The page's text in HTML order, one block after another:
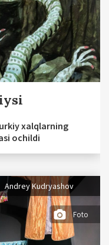
xalqlarning
ochildi
Andrey Kudryashov
Foto